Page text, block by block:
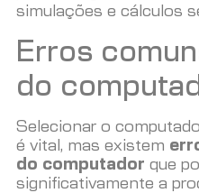
simulações e cálculos
Erros
do
Selecionar o
é vital, mas existem
do computador que
significativamente a